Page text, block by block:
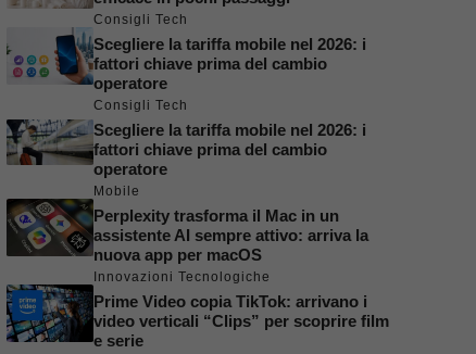
Consigli Tech
Scegliere la tariffa mobile nel 2026: i
fattori chiave prima del cambio
operatore
Consigli Tech
Scegliere la tariffa mobile nel 2026: i
fattori chiave prima del cambio
operatore
Mobile
Perplexity trasforma il Mac in un
assistente AI sempre attivo: arriva la
nuova app per macOS
Innovazioni Tecnologiche
Prime Video copia TikTok: arrivano i
video verticali “Clips” per scoprire film
e serie